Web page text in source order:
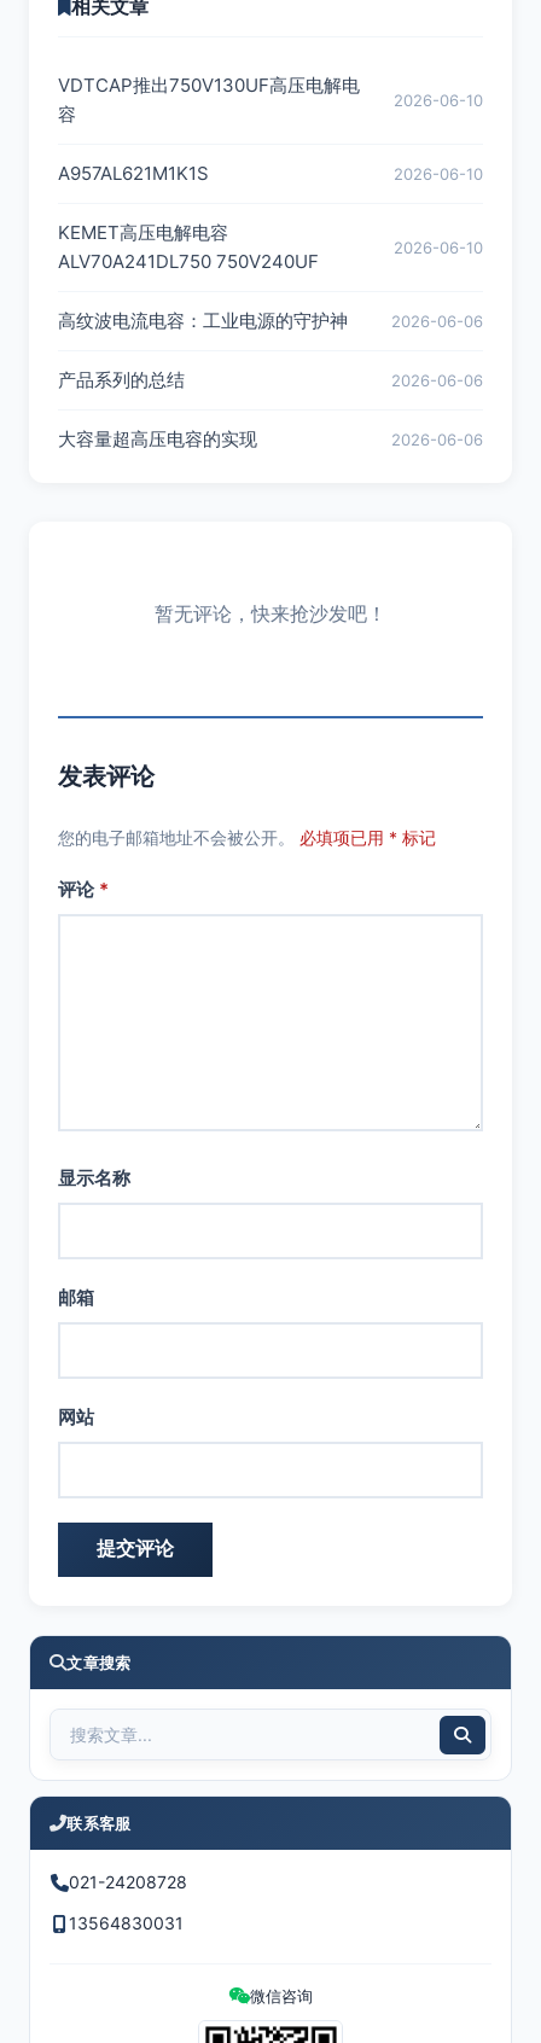
相关文章
VDTCAP推出750V130UF高压电解电
容
2026-06-10
A957AL621M1K1S 2026-06-10
KEMET高压电解电容
ALV70A241DL750 750V240UF
2026-06-10
高纹波电流电容：工业电源的守护神 2026-06-06
产品系列的总结 2026-06-06
大容量超高压电容的实现 2026-06-06
暂无评论，快来抢沙发吧！
发表评论
您的电子邮箱地址不会被公开。 必填项已用 * 标记
评论 *
显示名称
邮箱
网站
文章搜索
联系客服
021-24208728
13564830031
微信咨询